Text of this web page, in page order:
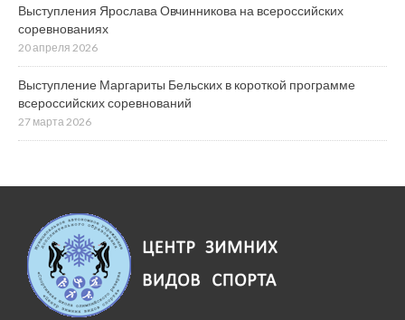
Выступления Ярослава Овчинникова на всероссийских
соревнованиях
20 апреля 2026
Выступление Маргариты Бельских в короткой программе
всероссийских соревнований
27 марта 2026